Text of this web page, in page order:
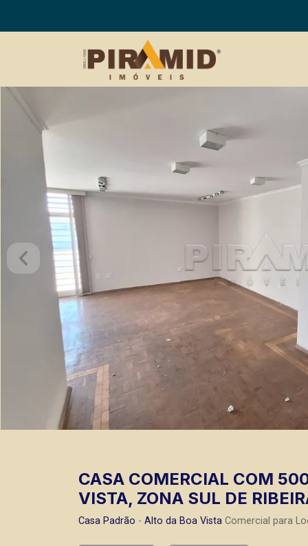
CASA COMERCIAL COM
VISTA, ZONA SUL DE
Casa Padrão - Alto da Boa Vista Comercial para